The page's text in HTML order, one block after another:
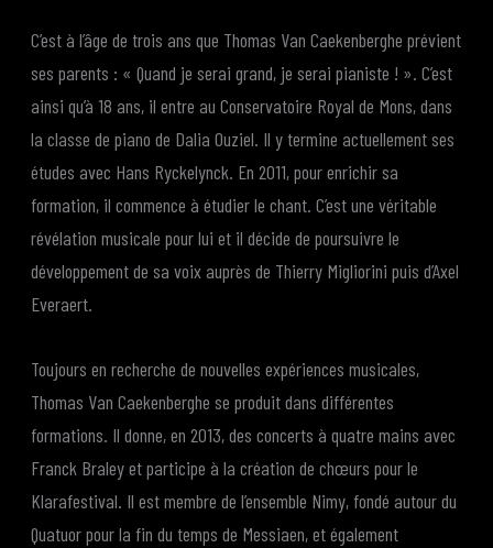
C’est à l’âge de trois ans que Thomas Van Caekenberghe prévient
ses parents : « Quand je serai grand, je serai pianiste ! ». C’est
ainsi qu’à 18 ans, il entre au Conservatoire Royal de Mons, dans
la classe de piano de Dalia Ouziel. Il y termine actuellement ses
études avec Hans Ryckelynck. En 2011, pour enrichir sa
formation, il commence à étudier le chant. C’est une véritable
révélation musicale pour lui et il décide de poursuivre le
développement de sa voix auprès de Thierry Migliorini puis d’Axel
Everaert.
Toujours en recherche de nouvelles expériences musicales,
Thomas Van Caekenberghe se produit dans différentes
formations. Il donne, en 2013, des concerts à quatre mains avec
Franck Braley et participe à la création de chœurs pour le
Klarafestival. Il est membre de l’ensemble Nimy, fondé autour du
Quatuor pour la fin du temps de Messiaen, et également